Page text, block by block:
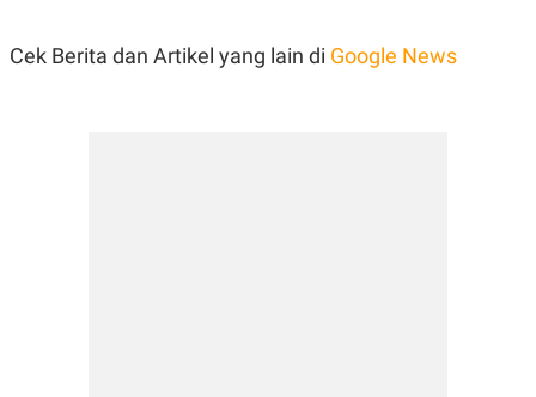
Cek Berita dan Artikel yang lain di Google News